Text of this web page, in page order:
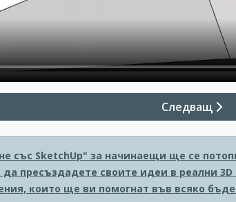
Следващ
със SketchUp" за начинаещи ще се
пресъздадете своите идеи в реални
които ще ви помогнат във всяко